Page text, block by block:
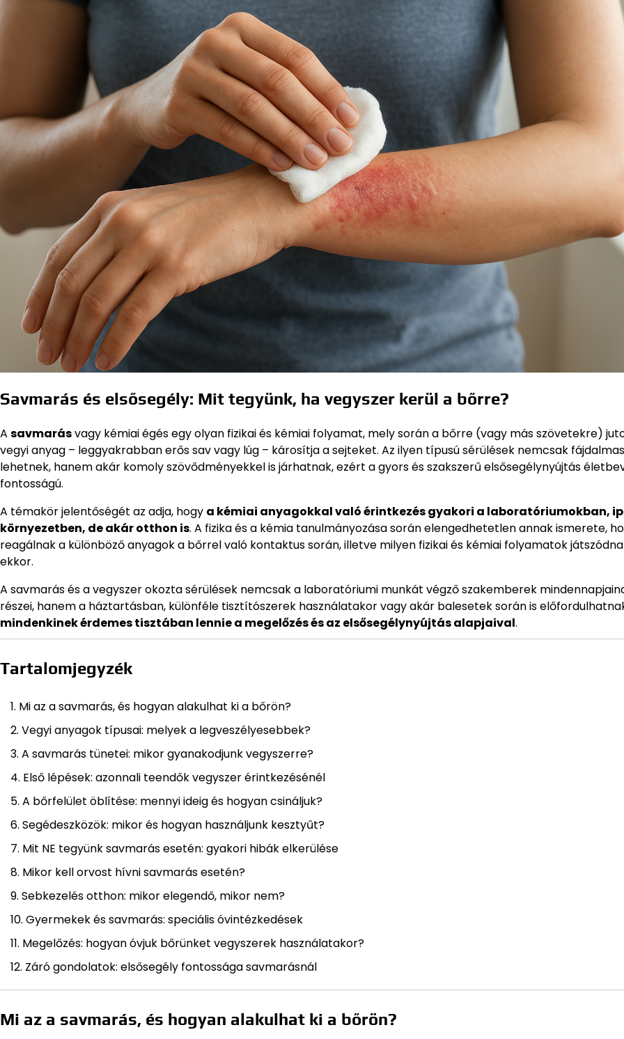
Savmarás és elsősegély: Mit tegyünk, ha vegyszer kerül a bőrre?
A savmarásvagy kémiai égés egy olyan fizikai és kémiai folyamat, mely során a bőrre (vagy más szövetekre)
vegyi anyag – leggyakrabban erős sav vagy lúg – károsítja a sejteket. Az ilyen típusú sérülések nemcsak
lehetnek, hanem akár komoly szövődményekkel is járhatnak, ezért a gyors és szakszerű elsősegélynyújtás
fontosságú.
A témakör jelentőségét az adja, hogy a kémiai anyagokkal való érintkezés gyakori a laboratóriumokban,
környezetben, de akár otthon is. A fizika és a kémia tanulmányozása során elengedhetetlen annak ismerete,
reagálnak a különböző anyagok a bőrrel való kontaktus során, illetve milyen fizikai és kémiai folyamatok
ekkor.
A savmarás és a vegyszer okozta sérülések nemcsak a laboratóriumi munkát végző szakemberek
részei, hanem a háztartásban, különféle tisztítószerek használatakor vagy akár balesetek során is
mindenkinek érdemes tisztában lennie a megelőzés és az elsősegélynyújtás alapjaival.
Tartalomjegyzék
Mi az a savmarás, és hogyan alakulhat ki a bőrön?
Vegyi anyagok típusai: melyek a legveszélyesebbek?
A savmarás tünetei: mikor gyanakodjunk vegyszerre?
Első lépések: azonnali teendők vegyszer érintkezésénél
A bőrfelület öblítése: mennyi ideig és hogyan csináljuk?
Segédeszközök: mikor és hogyan használjunk kesztyűt?
Mit NE tegyünk savmarás esetén: gyakori hibák elkerülése
Mikor kell orvost hívni savmarás esetén?
Sebkezelés otthon: mikor elegendő, mikor nem?
Gyermekek és savmarás: speciális óvintézkedések
Megelőzés: hogyan óvjuk bőrünket vegyszerek használatakor?
Záró gondolatok: elsősegély fontossága savmarásnál
Mi az a savmarás, és hogyan alakulhat ki a bőrön?